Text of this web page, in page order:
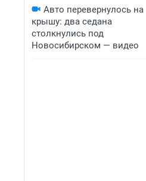
Авто перевернулось на
крышу: два седана
столкнулись под
Новосибирском — видео